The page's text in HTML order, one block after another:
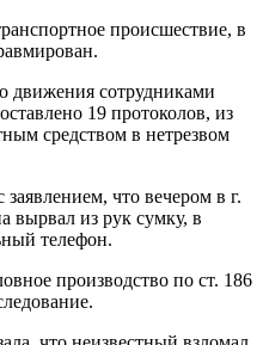
происшествие, в
движения сотрудниками
19 протоколов, из
средством в нетрезвом
что вечером в г.
вырвал из рук сумку, в
телефон.
производство по ст. 186